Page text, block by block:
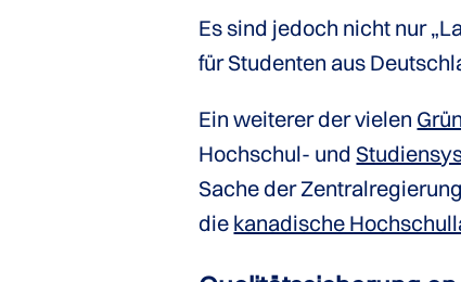
Es sind jedoch nicht nur
für Studenten aus
Ein weiterer der vielen
Hochschul- und
Sache der
die kanadische